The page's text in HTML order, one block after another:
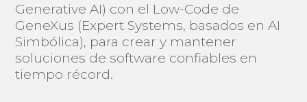
Generative AI) con el Low-Code de
GeneXus (Expert Systems, basados en AI
Simbólica), para crear y mantener
soluciones de software confiables en
tiempo récord.